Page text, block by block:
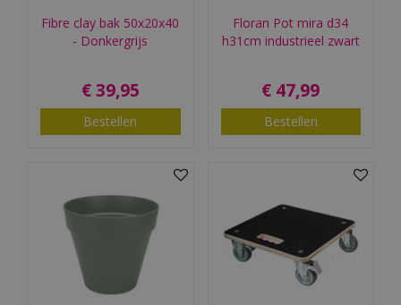
Fibre clay bak 50x20x40
- Donkergrijs
€ 39,95
Bestellen
Floran Pot mira d34
h31cm industrieel zwart
€ 47,99
Bestellen